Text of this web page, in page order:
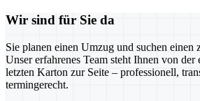
Wir sind für Sie da
Sie planen einen Umzug und suchen einen
Unser erfahrenes Team steht Ihnen von
letzten Karton zur Seite – professionell,
termingerecht.